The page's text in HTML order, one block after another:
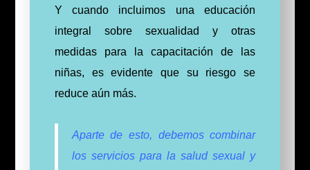
Y cuando incluimos una educación
integral sobre sexualidad y otras
medidas para la capacitación de las
niñas, es evidente que su riesgo se
reduce aún más.
Aparte de esto, debemos combinar
los servicios para la salud sexual y